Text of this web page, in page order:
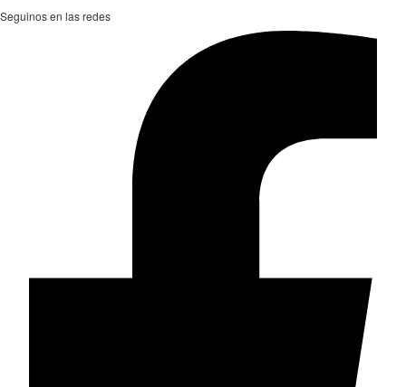
Seguinos en las redes